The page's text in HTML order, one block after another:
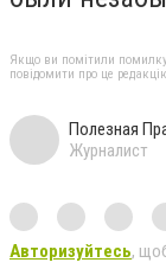
Якщо ви помітили помилку,
повідомити про це
Полезная
Журналист
Авторизуйтесь,